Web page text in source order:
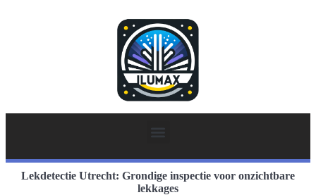
Lekdetectie Utrecht: Grondige inspectie voor onzichtbare
lekkages